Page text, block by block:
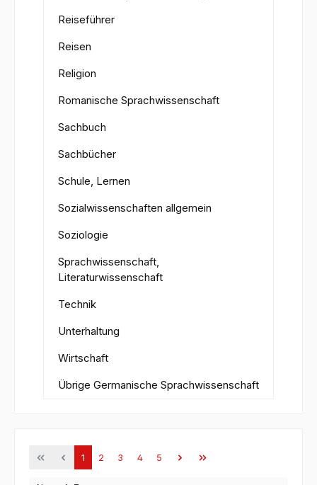
Reiseführer
Reisen
Religion
Romanische Sprachwissenschaft
Sachbuch
Sachbücher
Schule, Lernen
Sozialwissenschaften allgemein
Soziologie
Sprachwissenschaft,
Literaturwissenschaft
Technik
Unterhaltung
Wirtschaft
Übrige Germanische Sprachwissenschaft
Seite
1 Seite
2 Seite
3 Seite
4 Seite
5